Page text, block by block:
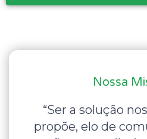
Nossa
“Ser a solução
propõe, elo de